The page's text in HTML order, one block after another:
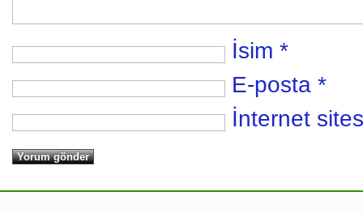
İsim *
E-posta *
İnternet